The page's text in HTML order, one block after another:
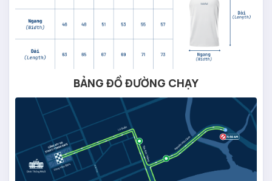
BẢNG ĐỒ ĐƯỜNG CHẠY